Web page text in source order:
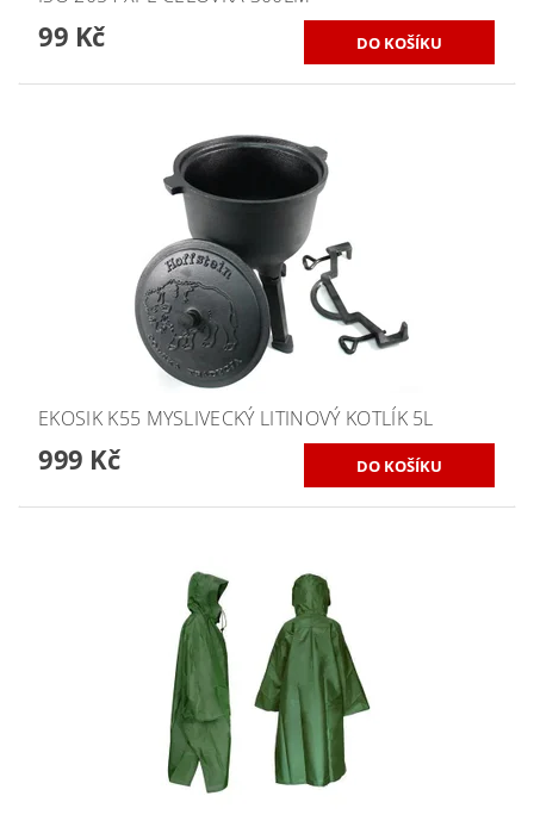
99 Kč
EKOSIK K55 MYSLIVECKÝ LITINOVÝ KOTLÍK 5L
999 Kč